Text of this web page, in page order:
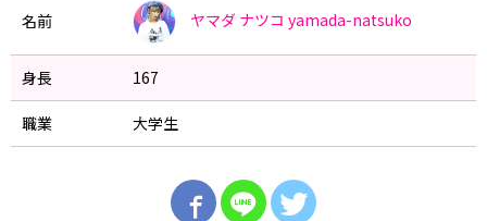
名前 ヤマダ ナツコ yamada-natsuko
身長 167
職業 大学生